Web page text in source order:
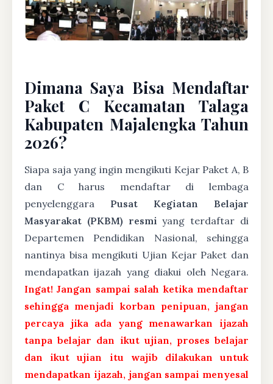
Dimana Saya Bisa Mendaftar
Paket C Kecamatan Talaga
Kabupaten Majalengka Tahun
2026?
Siapa saja yang ingin mengikuti Kejar Paket A, B
dan C harus mendaftar di lembaga
penyelenggara Pusat Kegiatan Belajar
Masyarakat (PKBM) resmi yang terdaftar di
Departemen Pendidikan Nasional, sehingga
nantinya bisa mengikuti Ujian Kejar Paket dan
mendapatkan ijazah yang diakui oleh Negara.
Ingat! Jangan sampai salah ketika mendaftar
sehingga menjadi korban penipuan, jangan
percaya jika ada yang menawarkan ijazah
tanpa belajar dan ikut ujian, proses belajar
dan ikut ujian itu wajib dilakukan untuk
mendapatkan ijazah, jangan sampai menyesal